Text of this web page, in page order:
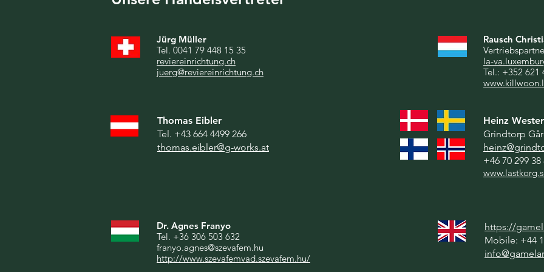
Jürg Müller
Tel. 0041 79 448 15 35
reviereinrichtung.ch
juerg@reviereinrichtung.ch
Thomas Eibler
Tel. +43 664 4499 266
thomas.eibler@g-works.at
Rausch
la-
Tel.: +352 621
Heinz Wester
Grindtorp
+46 70 299
Dr. Agnes Franyo
Tel. +36 306 503 632
franyo.agnes@szevafem.hu
http://www.szevafemvad.szevafem.hu/
https://
Mobile: +44